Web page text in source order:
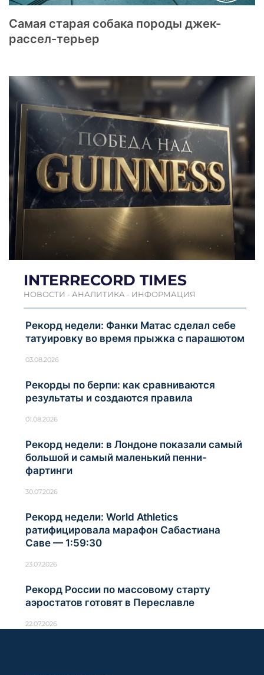
Самая старая собака породы джек-
рассел-терьер
INTERRECORD TIMES
НОВОСТИ - АНАЛИТИКА - ИНФОРМАЦИЯ
Рекорд недели: Фанки Матас сделал себе
татуировку во время прыжка с парашютом
03.08.2026
Рекорды по берпи: как сравниваются
результаты и создаются правила
01.08.2026
Рекорд недели: в Лондоне показали самый
большой и самый маленький пенни-
фартинги
30.07.2026
Рекорд недели: World Athletics
ратифицировала марафон Сабастиана
Саве — 1:59:30
23.07.2026
Рекорд России по массовому старту
аэростатов готовят в Переславле
22.07.2026